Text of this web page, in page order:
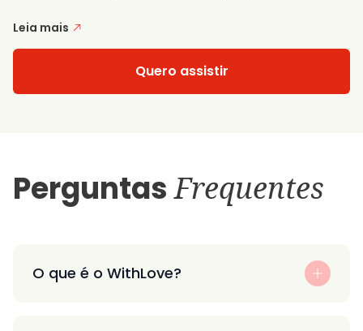
Leia mais
Quero assistir
PerguntasFrequentes
O que é o WithLove?